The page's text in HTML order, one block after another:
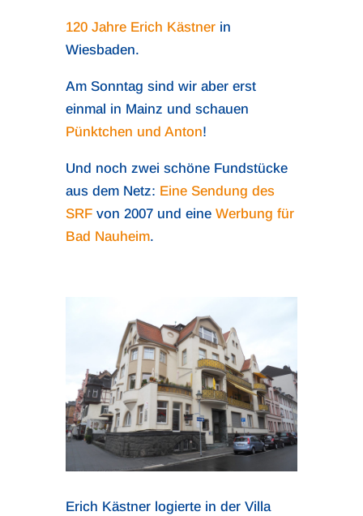
120 Jahre Erich Kästnerin
Wiesbaden.
Am Sonntag sind wir aber erst
einmal in Mainz und schauen
Pünktchen und Anton!
Und noch zwei schöne Fundstücke
aus dem Netz: Eine Sendung des
SRFvon 2007 und eine Werbung für
Bad Nauheim.
Erich Kästner logierte in der Villa